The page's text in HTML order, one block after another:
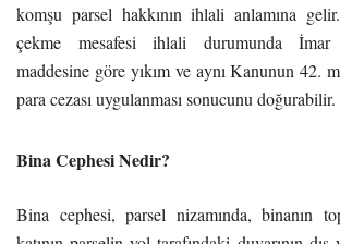
komşu parsel hakkının ihlali anlamına
çekme mesafesi ihlali durumunda İmar
maddesine göre yıkım ve aynı Kanunun 42.
para cezası uygulanması sonucunu doğurabilir.
Bina Cephesi Nedir?
Bina cephesi, parsel nizamında, binanın